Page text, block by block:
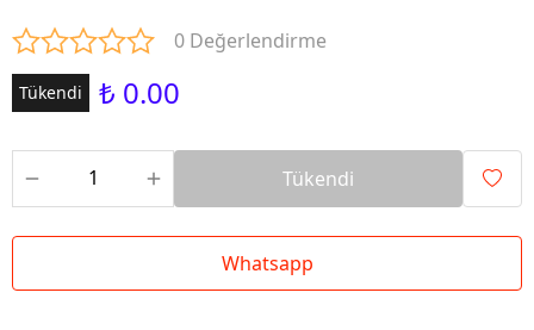
0 Değerlendirme
Tükendi ₺ 0.00
Tükendi
Whatsapp